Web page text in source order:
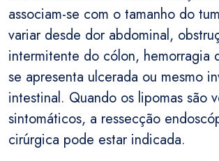
associam-se com o tamanho do
variar desde dor abdominal,
intermitente do cólon, hemorragia
se apresenta ulcerada ou mesmo
intestinal. Quando os lipomas são
sintomáticos, a ressecção
cirúrgica pode estar indicada.